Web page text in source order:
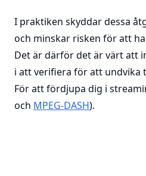
I praktiken skyddar dessa
och minskar risken för att
Det är därför det är värt att
i att verifiera för att undvika
För att fördjupa dig i
och MPEG-DASH).